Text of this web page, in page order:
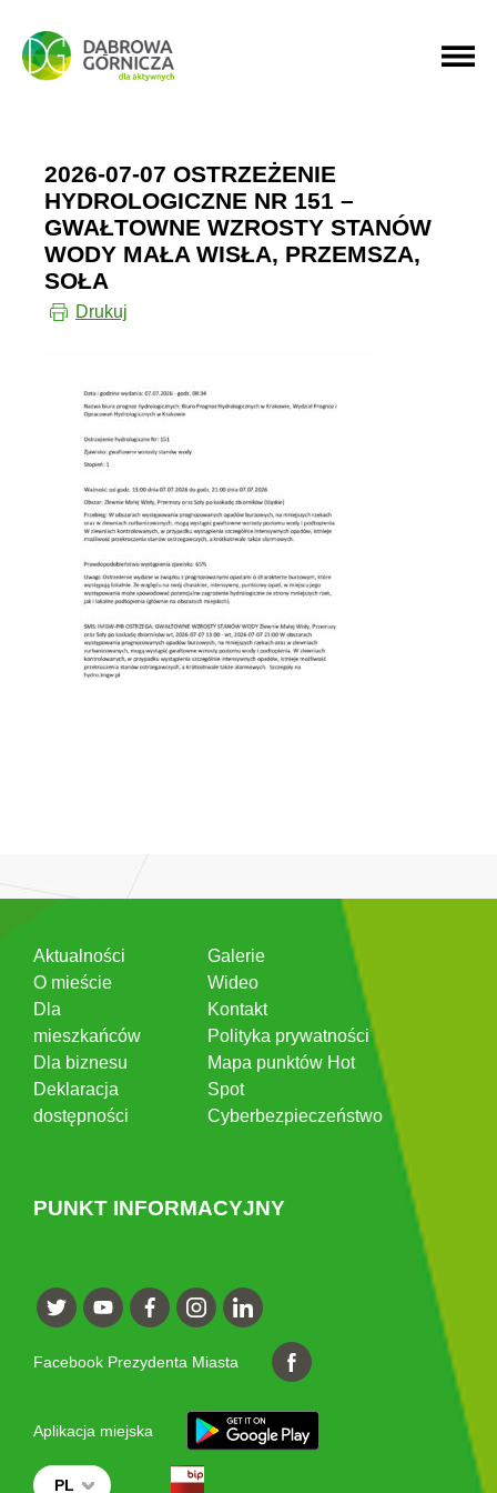
PRZEJDŹ DO MENU GŁÓWNEGO
PRZEJDŹ DO WYSZUKIWARKI
2026-07-07 OSTRZEŻENIE
HYDROLOGICZNE NR 151 –
GWAŁTOWNE WZROSTY STANÓW
WODY MAŁA WISŁA, PRZEMSZA,
SOŁA
Drukuj
Aktualności
O mieście
Dla
mieszkańców
Dla biznesu
Deklaracja
dostępności
Galerie
Wideo
Kontakt
Polityka prywatności
Mapa punktów Hot
Spot
Cyberbezpieczeństwo
PUNKT INFORMACYJNY
Facebook Prezydenta Miasta
Aplikacja miejska
PL